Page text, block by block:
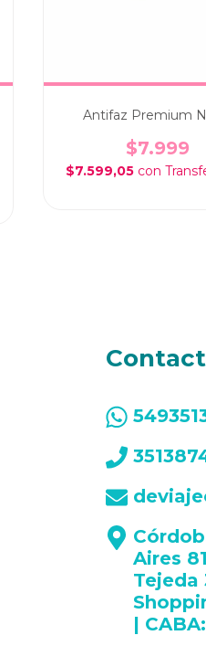
Antifaz Premium
$7.999
$7.599,05 con
Aires
Tejeda
|